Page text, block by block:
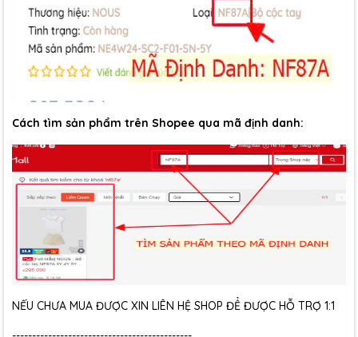
Cách tìm sản phẩm trên Shopee qua mã định danh:
NẾU CHƯA MUA ĐƯỢC XIN LIÊN HỆ SHOP ĐỂ ĐƯỢC HỖ TRỢ 1:1